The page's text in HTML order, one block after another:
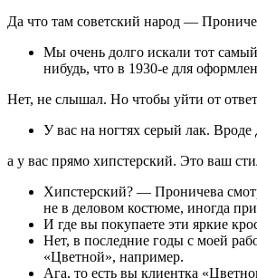
Да что там советский народ —
Мы очень долго искали тот
нибудь, что в 1930-е для
Нет, не слышал. Но чтобы уйти от
У вас на ногтях серый лак.
а у вас прямо хипстерский. Это ваш
Хипстерский? — Проничева
не в деловом костю­ме, иногда
И где вы покупаете эти яркие
Нет, в последние годы с моей
«Цветной», например.
Ага, то есть вы клиентка